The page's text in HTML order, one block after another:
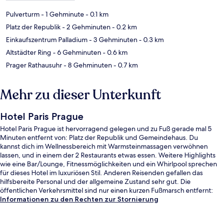
Pulverturm- 1 Gehminute- 0.1 km
Platz der Republik- 2 Gehminuten- 0.2 km
Einkaufszentrum Palladium- 3 Gehminuten- 0.3 km
Altstädter Ring - 6 Gehminuten- 0.6 km
Prager Rathausuhr- 8 Gehminuten- 0.7 km
Mehr zu dieser Unterkunft
Hotel Paris Prague
Hotel Paris Prague ist hervorragend gelegen und zu Fuß gerade mal 5
Minuten entfernt von: Platz der Republik und Gemeindehaus. Du
kannst dich im Wellnessbereich mit Warmsteinmassagen verwöhnen
lassen, und in einem der 2 Restaurants etwas essen. Weitere Highlights
wie eine Bar/Lounge, Fitnessmöglichkeiten und ein Whirlpool sprechen
für dieses Hotel im luxuriösen Stil. Anderen Reisenden gefallen das
hilfsbereite Personal und der allgemeine Zustand sehr gut. Die
öffentlichen Verkehrsmittel sind nur einen kurzen Fußmarsch entfernt:
Zur Metrostation Náměstí Republiky sind es nur wenige Schritte und zur
Informationen zu den Rechten zur Stornierung